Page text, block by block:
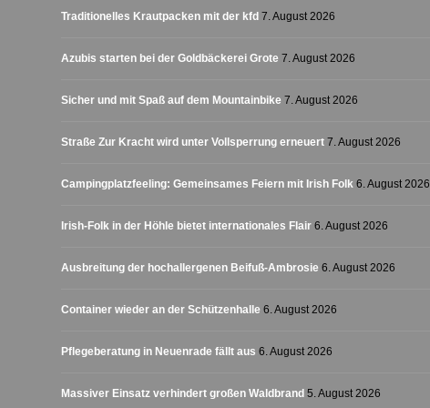
Traditionelles Krautpacken mit der kfd 7. August 2026
Azubis starten bei der Goldbäckerei Grote 7. August 2026
Sicher und mit Spaß auf dem Mountainbike 7. August 2026
Straße Zur Kracht wird unter Vollsperrung erneuert 7. August 2026
Campingplatzfeeling: Gemeinsames Feiern mit Irish Folk 6. August 2026
Irish-Folk in der Höhle bietet internationales Flair 6. August 2026
Ausbreitung der hochallergenen Beifuß-Ambrosie 6. August 2026
Container wieder an der Schützenhalle 6. August 2026
Pflegeberatung in Neuenrade fällt aus 6. August 2026
Massiver Einsatz verhindert großen Waldbrand 5. August 2026